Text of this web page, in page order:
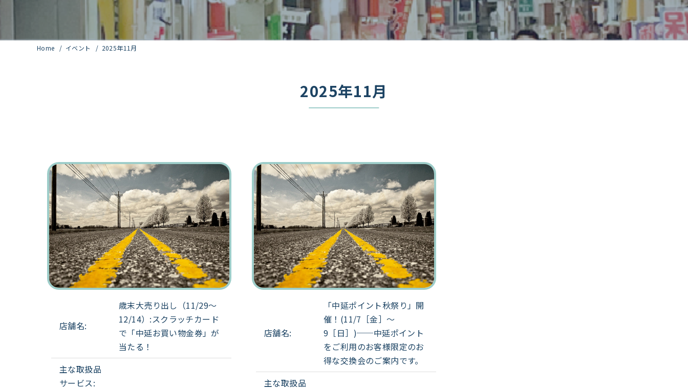
Home イベント 2025年11月
2025年11月
店舗名:
歳末大売り出し（11/29〜
12/14）:スクラッチカード
で「中延お買い物金券」が
当たる！
主な取扱品
サービス:
店舗名:
「中延ポイント秋祭り」開
催！(11/7［金］～
9［日］)──中延ポイント
をご利用のお客様限定のお
得な交換会のご案内です。
主な取扱品